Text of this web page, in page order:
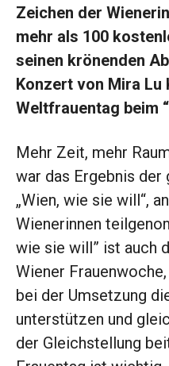
Zeichen der
mehr als 100
seinen krönenden
Konzert von Mira Lu
Weltfrauentag beim
Mehr Zeit, mehr
war das Ergebnis der
„Wien, wie sie will“,
Wienerinnen
wie sie will” ist auch
Wiener
bei der Umsetzung
unterstützen und
der Gleichstellung